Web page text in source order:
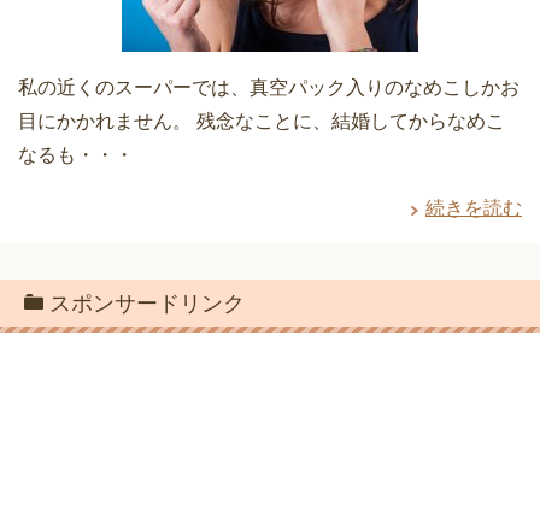
私の近くのスーパーでは、真空パック入りのなめこしかお
目にかかれません。 残念なことに、結婚してからなめこ
なるも・・・
続きを読む
スポンサードリンク